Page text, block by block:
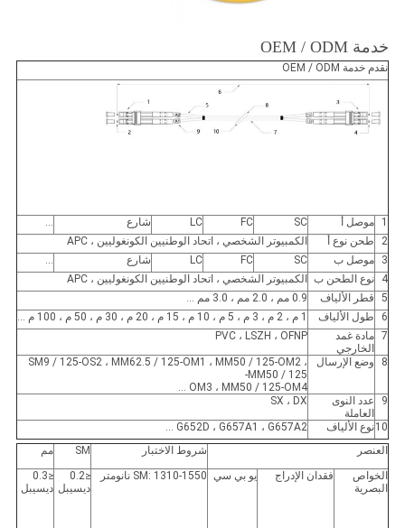
خدمة OEM / ODM
نقدم خدمة OEM / ODM
1 موصل أ SC
FC
LC شارع
...
2
طحن نوع أ
الكمبيوتر الشخصي ، اتحاد الوطنيين الكونغوليين ، APC
3
موصل ب SC
FC
LC شارع
...
4
نوع الطحن ب
الكمبيوتر الشخصي ، اتحاد الوطنيين الكونغوليين ، APC
5
قطر الألياف
0.9 مم ، 2.0 مم ، 3.0 مم ...
6
طول الألياف
1 م ، 2 م ، 3 م ، 5 م ، 10 م ، 15 م ، 20 م ، 30 م ، 50 م ، 100 م ...
7 مادة غمد
الخارجي
PVC ، LSZH ، OFNP
8 وضع الإرسال
SM9 / 125-OS2 ، MM62.5 / 125-OM1 ، MM50 / 125-OM2 ،
MM50 / 125-
OM3 ، MM50 / 125-OM4 ...
9
عدد النوى
العاملة
SX ، DX
10نوع الألياف
G652D ، G657A1 ، G657A2 ...
العنصر
شروط الاختبار SM
مم
الخواص
البصرية
فقدان الإدراج يو بي سي SM: 1310-1550 نانومتر
≤0.2
ديسيبل
≤0.3
ديسيبل